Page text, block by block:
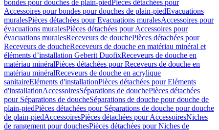
bondes pour douches de plain-piedPièces détachées pour
Accessoires pour bondes pour douches de plain-piedEvacuations
muralesPièces détachées pour Evacuations muralesAccessoires pour
évacuations muralesPièces détachées pour Accessoires pour
évacuations muralesReceveurs de douchePièces détachées pour
Receveurs de doucheReceveurs de douche en matériau minéral et
éléments d’installation Geberit DuofixReceveurs de douche en
matériau minéralPièces détachées pour Receveurs de douche en
matériau minéralReceveurs de douche en acrylique
sanitaireEléments d'installationPièces détachées pour Eléments
d'installationAccessoiresSéparations de douchePièces détachées
pour Séparations de doucheSéparations de douche pour douche de
plain-piedPièces détachées pour Séparations de douche pour douche
de plain-piedAccessoiresPièces détachées pour AccessoiresNiches
de rangement pour douchesPièces détachées pour Niches de